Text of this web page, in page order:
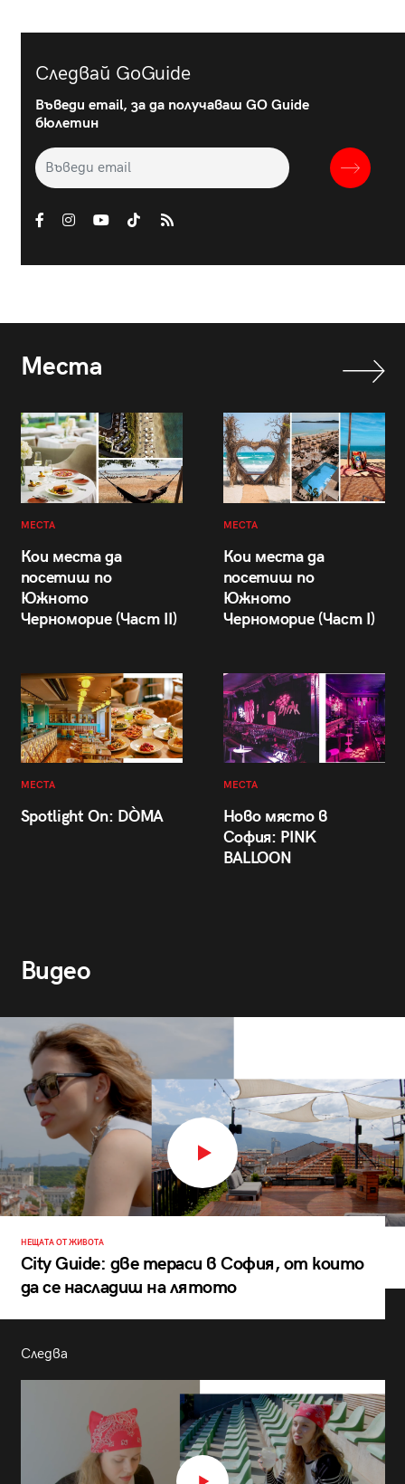
Следвай GoGuide
Въведи email, за да получаваш GO Guide
бюлетин
Места
МЕСТА
Кои места да
посетиш по
Южното
Черноморие (Част II)
МЕСТА
Кои места да
посетиш по
Южното
Черноморие (Част I)
МЕСТА
Spotlight On: DÒMA
МЕСТА
Ново място в
София: PINK
BALLOON
Видео
НЕЩАТА ОТ ЖИВОТА
City Guide: две тераси в София, от които
да се насладиш на лятото
Следва